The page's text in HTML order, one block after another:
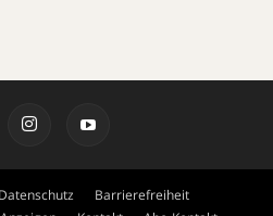
Datenschutz
Barrierefreiheit